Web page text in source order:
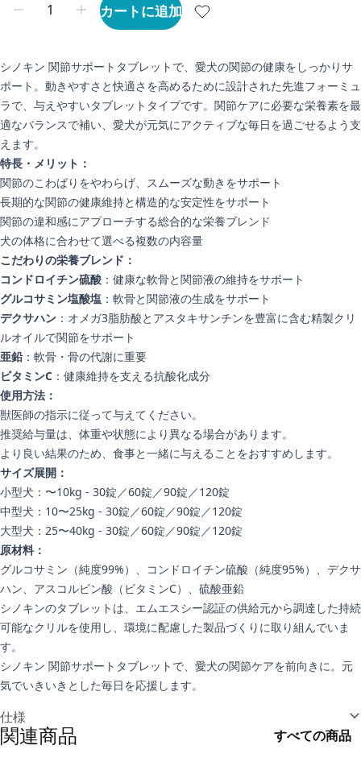
カートに追加
シノキン 関節サポートタブレットで、愛犬の関節の健康をしっかりサ
ポート。動きやすさと快適さを高めるために設計された先進フォーミュ
ラで、与えやすいタブレットタイプです。関節ケアに必要な栄養素を最
適なバランスで補い、愛犬が元気にアクティブな毎日を過ごせるよう支
えます。
特長・メリット：
関節のこわばりをやわらげ、スムーズな動きをサポート
長期的な関節の健康維持と構造的な安定性をサポート
関節の違和感にアプローチする総合的な栄養ブレンド
犬の体格に合わせて選べる複数の内容量
こだわりの栄養ブレンド：
コンドロイチン硫酸 ：健康な軟骨と関節液の維持をサポート
グルコサミン塩酸塩 ：軟骨と関節液の生成をサポート
デクサハン ：オメガ3脂肪酸とアスタキサンチンを豊富に含む精製クリ
ルオイルで関節をサポート
亜鉛 ：軟骨・骨の代謝に重要
ビタミンC ：健康維持を支える抗酸化成分
使用方法：
獣医師の指示に従って与えてください。
推奨給与量は、体重や状態により異なる場合があります。
より良い結果のため、食事と一緒に与えることをおすすめします。
サイズ展開：
小型犬：〜10kg - 30錠／60錠／90錠／120錠
中型犬：10〜25kg - 30錠／60錠／90錠／120錠
大型犬：25〜40kg - 30錠／60錠／90錠／120錠
原材料：
グルコサミン（純度99%）、コンドロイチン硫酸（純度95%）、デクサ
ハン、アスコルビン酸（ビタミンC）、硫酸亜鉛
シノキンのタブレットは、エムエスシー認証の供給元から調達した持続
可能なクリルを使用し、環境に配慮した製品づくりに取り組んでいま
す。
シノキン 関節サポートタブレットで、愛犬の関節ケアを前向きに。元
気でいきいきとした毎日を応援します。
仕様
関連商品 すべての商品